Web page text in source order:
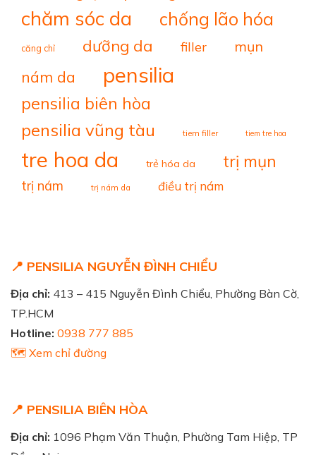
chăm sóc da chống lão hóa
căng chỉ dưỡng da filler mụn
nám da pensilia
pensilia biên hòa
pensilia vũng tàu tiem filler tiem tre hoa
tre hoa da trẻ hóa da trị mụn
trị nám trị nám da điều trị nám
📍 PENSILIA NGUYỄN ĐÌNH CHIỂU
Địa chỉ: 413 – 415 Nguyễn Đình Chiểu, Phường Bàn Cờ,
TP.HCM
Hotline: 0938 777 885
🗺️ Xem chỉ đường
📍 PENSILIA BIÊN HÒA
Địa chỉ: 1096 Phạm Văn Thuận, Phường Tam Hiệp, TP